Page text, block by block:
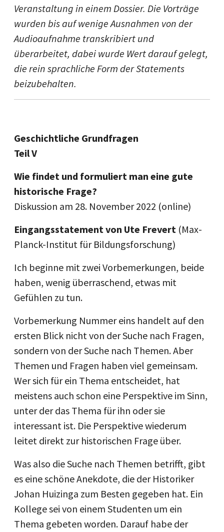
Veranstaltung in einem Dossier. Die Vorträge
wurden bis auf wenige Ausnahmen von der
Audioaufnahme transkribiert und
überarbeitet, dabei wurde Wert darauf gelegt,
die rein sprachliche Form der Statements
beizubehalten.
Geschichtliche Grundfragen
Teil V
Wie findet und formuliert man eine gute
historische Frage?
Diskussion am 28. November 2022 (online)
Eingangsstatement von Ute Frevert (Max-
Planck-Institut für Bildungsforschung)
Ich beginne mit zwei Vorbemerkungen, beide
haben, wenig überraschend, etwas mit
Gefühlen zu tun.
Vorbemerkung Nummer eins handelt auf den
ersten Blick nicht von der Suche nach Fragen,
sondern von der Suche nach Themen. Aber
Themen und Fragen haben viel gemeinsam.
Wer sich für ein Thema entscheidet, hat
meistens auch schon eine Perspektive im Sinn,
unter der das Thema für ihn oder sie
interessant ist. Die Perspektive wiederum
leitet direkt zur historischen Frage über.
Was also die Suche nach Themen betrifft, gibt
es eine schöne Anekdote, die der Historiker
Johan Huizinga zum Besten gegeben hat. Ein
Kollege sei von einem Studenten um ein
Thema gebeten worden. Darauf habe der